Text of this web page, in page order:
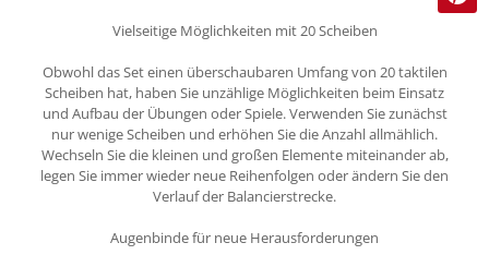
Vielseitige Möglichkeiten mit 20 Scheiben
Obwohl das Set einen überschaubaren Umfang von 20 taktilen
Scheiben hat, haben Sie unzählige Möglichkeiten beim Einsatz
und Aufbau der Übungen oder Spiele. Verwenden Sie zunächst
nur wenige Scheiben und erhöhen Sie die Anzahl allmählich.
Wechseln Sie die kleinen und großen Elemente miteinander ab,
legen Sie immer wieder neue Reihenfolgen oder ändern Sie den
Verlauf der Balancierstrecke.
Augenbinde für neue Herausforderungen